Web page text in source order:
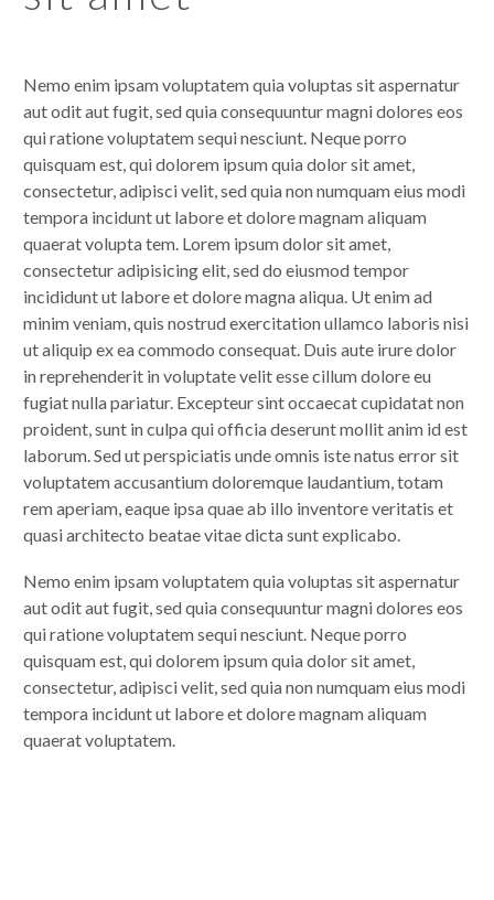
Nemo enim ipsam voluptatem quia voluptas sit aspernatur
aut odit aut fugit, sed quia consequuntur magni dolores eos
qui ratione voluptatem sequi nesciunt. Neque porro
quisquam est, qui dolorem ipsum quia dolor sit amet,
consectetur, adipisci velit, sed quia non numquam eius modi
tempora incidunt ut labore et dolore magnam aliquam
quaerat volupta tem. Lorem ipsum dolor sit amet,
consectetur adipisicing elit, sed do eiusmod tempor
incididunt ut labore et dolore magna aliqua. Ut enim ad
minim veniam, quis nostrud exercitation ullamco laboris nisi
ut aliquip ex ea commodo consequat. Duis aute irure dolor
in reprehenderit in voluptate velit esse cillum dolore eu
fugiat nulla pariatur. Excepteur sint occaecat cupidatat non
proident, sunt in culpa qui officia deserunt mollit anim id est
laborum. Sed ut perspiciatis unde omnis iste natus error sit
voluptatem accusantium doloremque laudantium, totam
rem aperiam, eaque ipsa quae ab illo inventore veritatis et
quasi architecto beatae vitae dicta sunt explicabo.
Nemo enim ipsam voluptatem quia voluptas sit aspernatur
aut odit aut fugit, sed quia consequuntur magni dolores eos
qui ratione voluptatem sequi nesciunt. Neque porro
quisquam est, qui dolorem ipsum quia dolor sit amet,
consectetur, adipisci velit, sed quia non numquam eius modi
tempora incidunt ut labore et dolore magnam aliquam
quaerat voluptatem.